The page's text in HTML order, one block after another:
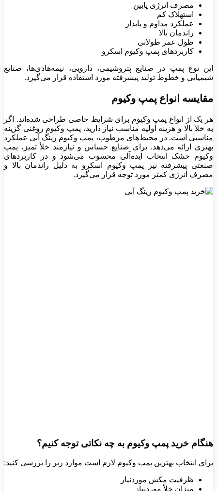
مصرف انرژی پایین
استهلاک کم
عملکرد مداوم و پایدار
راندمان بالا
طول عمر طولانی
کاربردهای پمپ وکیوم اسکرو
این نوع پمپ در صنایع پتروشیمی، دارویی، نیمه‌هادی‌ها، صنایع
شیمیایی و خطوط تولید پیشرفته مورد استفاده قرار می‌گیرد.
مقایسه انواع پمپ وکیوم
هر یک از انواع پمپ وکیوم برای شرایط خاصی طراحی شده‌اند. اگر
به خلأ بالا و هزینه اولیه مناسب نیاز دارید، پمپ وکیوم روغنی گزینه
مناسبی است. در محیط‌های مرطوب، پمپ وکیوم رینگ آبی عملکرد
بهتری ارائه می‌دهد. برای صنایع حساس و نیازمند خلأ تمیز، پمپ
وکیوم خشک انتخاب ایده‌آلی محسوب می‌شود و در کاربردهای
صنعتی پیشرفته نیز پمپ وکیوم اسکرو به دلیل راندمان بالا و
مصرف انرژی کمتر مورد توجه قرار می‌گیرد.
هنگام خرید پمپ وکیوم به چه نکاتی توجه کنیم؟
برای انتخاب بهترین پمپ وکیوم لازم است موارد زیر را بررسی کنید:
ظرفیت مکش موردنیاز
میزان خلأ موردنیاز